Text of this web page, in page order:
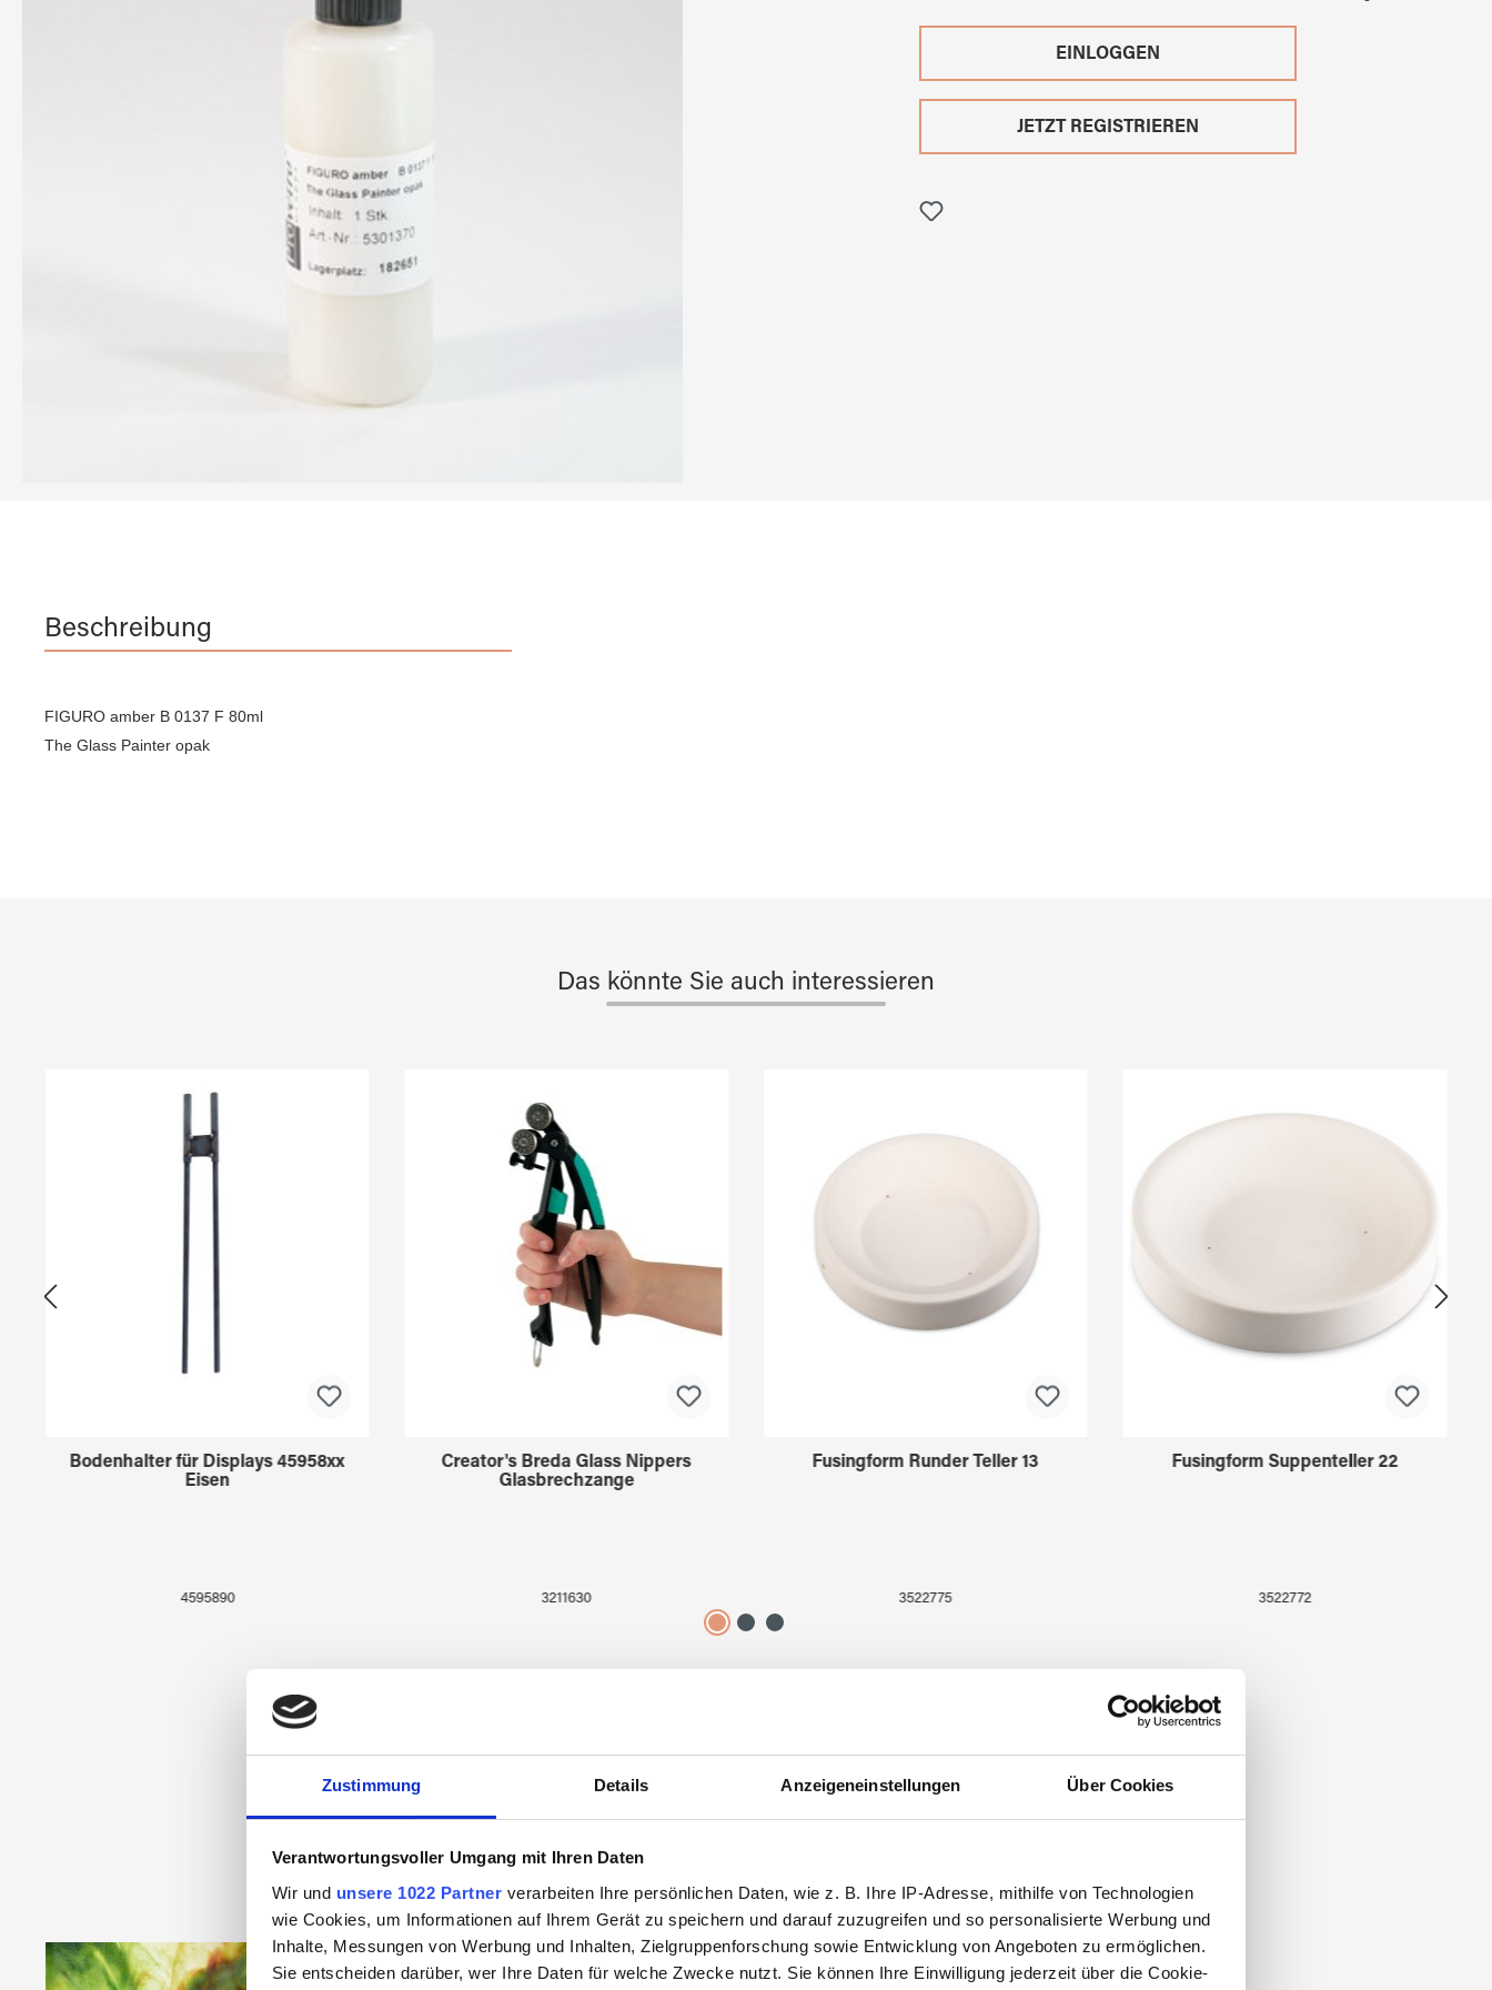
Zustimmung Details Anzeigeneinstellungen Über Cookies
Verantwortungsvoller Umgang mit Ihren Daten
Wir und unsere 1022 Partner verarbeiten Ihre persönlichen Daten, wie z. B. Ihre IP-Adresse, mithilfe von Technologien
wie Cookies, um Informationen auf Ihrem Gerät zu speichern und darauf zuzugreifen und so personalisierte Werbung und
Inhalte, Messungen von Werbung und Inhalten, Zielgruppenforschung sowie Entwicklung von Angeboten zu ermöglichen.
Sie entscheiden darüber, wer Ihre Daten für welche Zwecke nutzt. Sie können Ihre Einwilligung jederzeit über die Cookie-
EINLOGGEN
JETZT REGISTRIEREN
Beschreibung
FIGURO amber B 0137 F 80ml
The Glass Painter opak
Das könnte Sie auch interessieren
Bodenhalter für Displays 45958xx
Eisen
4595890
Creator's Breda Glass Nippers
Glasbrechzange
3211630
Fusingform Runder Teller 13
3522775
Fusingform Suppenteller 22
3522772
Zuletzt angesehen
Produktgalerie überspringen
SALE